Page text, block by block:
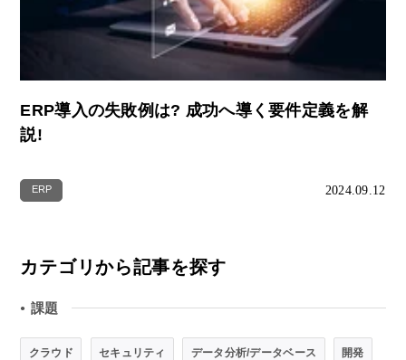
ERP導入の失敗例は? 成功へ導く要件定義を解
説!
ERP 2024.09.12
カテゴリから記事を探す
● 課題
クラウド セキュリティ データ分析/データベース 開発